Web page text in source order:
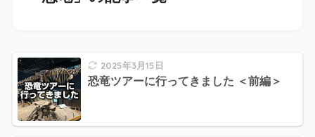
2025年3月15日
恐竜ツアーに行ってきました ＜前編＞